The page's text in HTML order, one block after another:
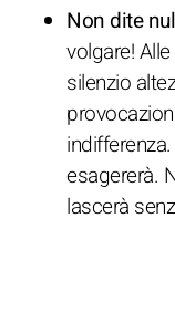
Non dite
volgare!
silenzio
esagererà.
lascerà